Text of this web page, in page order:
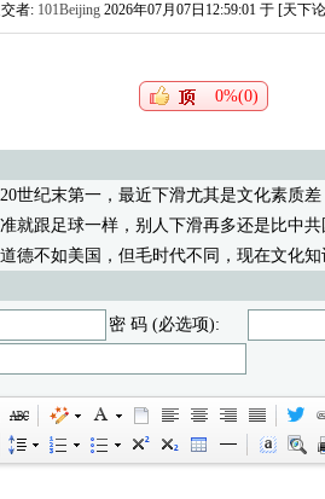
者: 101Beijing2026年07月07日12:59:01 于 [天下
0%(0)
世纪末第一，最近下滑尤其是文化素质差
就跟足球一样，别人下滑再多还是比中
德不如美国，但毛时代不同，现在文化
密 码 (必选项):